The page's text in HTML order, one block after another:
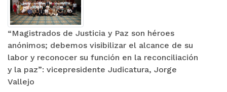
“Magistrados de Justicia y Paz son héroes
anónimos; debemos visibilizar el alcance de su
labor y reconocer su función en la reconciliación
y la paz”: vicepresidente Judicatura, Jorge
Vallejo